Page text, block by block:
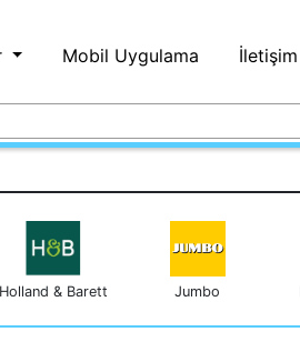
Mobil Uygulama İletişim
Holland & Barett Jumbo